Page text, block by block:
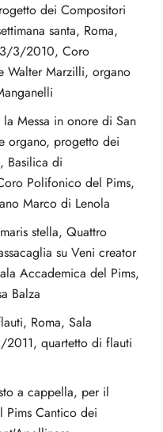
dei Compositori
santa, Roma,
3/2010, Coro
Walter Marzilli, organo
Messa in onore di San
organo, progetto dei
Basilica di
Polifonico del Pims,
Marco di Lenola
stella, Quattro
su Veni creator
Accademica del Pims,
Balza
Roma, Sala
2011, quartetto di flauti
a cappella, per il
Cantico dei